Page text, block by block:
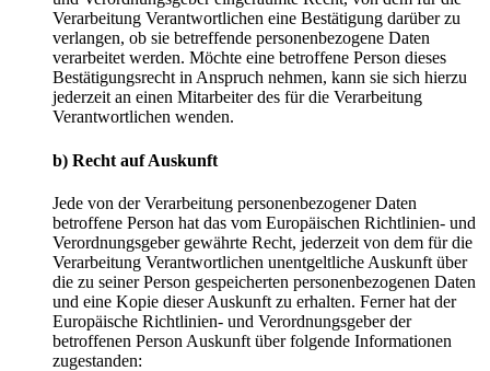
Verarbeitung Verantwortlichen eine Bestätigung darüber zu
verlangen, ob sie betreffende personenbezogene Daten
verarbeitet werden. Möchte eine betroffene Person dieses
Bestätigungsrecht in Anspruch nehmen, kann sie sich hierzu
jederzeit an einen Mitarbeiter des für die Verarbeitung
Verantwortlichen wenden.
b) Recht auf Auskunft
Jede von der Verarbeitung personenbezogener Daten
betroffene Person hat das vom Europäischen Richtlinien- und
Verordnungsgeber gewährte Recht, jederzeit von dem für die
Verarbeitung Verantwortlichen unentgeltliche Auskunft über
die zu seiner Person gespeicherten personenbezogenen Daten
und eine Kopie dieser Auskunft zu erhalten. Ferner hat der
Europäische Richtlinien- und Verordnungsgeber der
betroffenen Person Auskunft über folgende Informationen
zugestanden: